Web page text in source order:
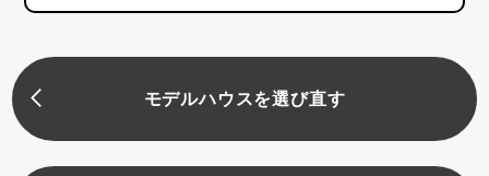
モデルハウスを選び直す